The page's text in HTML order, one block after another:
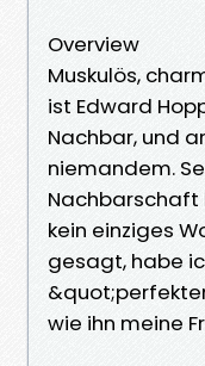
Overview
Muskulös,
ist Edward
Nachbar, und
niemandem.
Nachbarschaft
kein einziges
gesagt, habe
wie ihn meine